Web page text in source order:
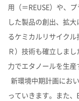
用（＝REUSE）や、
した製品の創出、拡
るケミカルリサイク
Ｒ）技術も確立しま
力でエタノールを生産
新環境中期計画にお
っていきます。また